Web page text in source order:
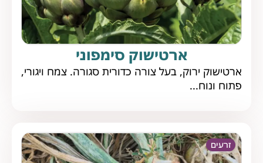
ארטישוק סימפוני
ארטישוק ירוק, בעל צורה כדורית סגורה. צמח ויגורי,
פתוח ונוח...
זרעים